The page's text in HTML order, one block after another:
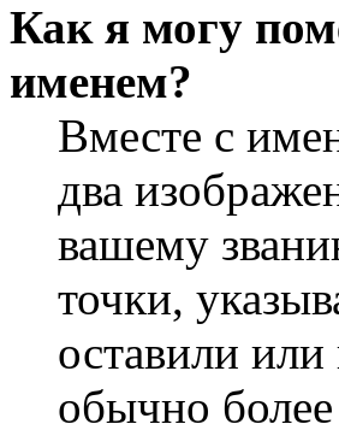
Как я могу
именем?
Вместе с
два
вашему
точки,
оставили
обычно